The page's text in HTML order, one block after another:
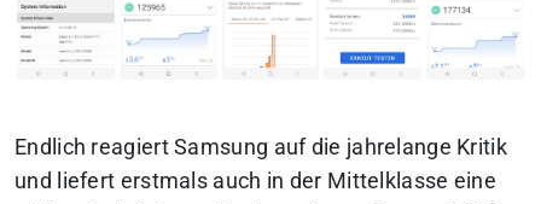
Endlich reagiert Samsung auf die jahrelange Kritik
und liefert erstmals auch in der Mittelklasse eine